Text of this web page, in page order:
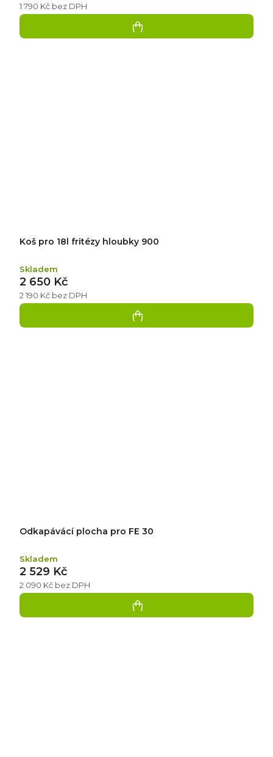
1 790 Kč bez DPH
Koš pro 18l fritézy hloubky 900
Skladem
2 190 Kč bez DPH
2 650 Kč
Odkapávácí plocha pro FE 30
Skladem
2 090 Kč bez DPH
2 529 Kč